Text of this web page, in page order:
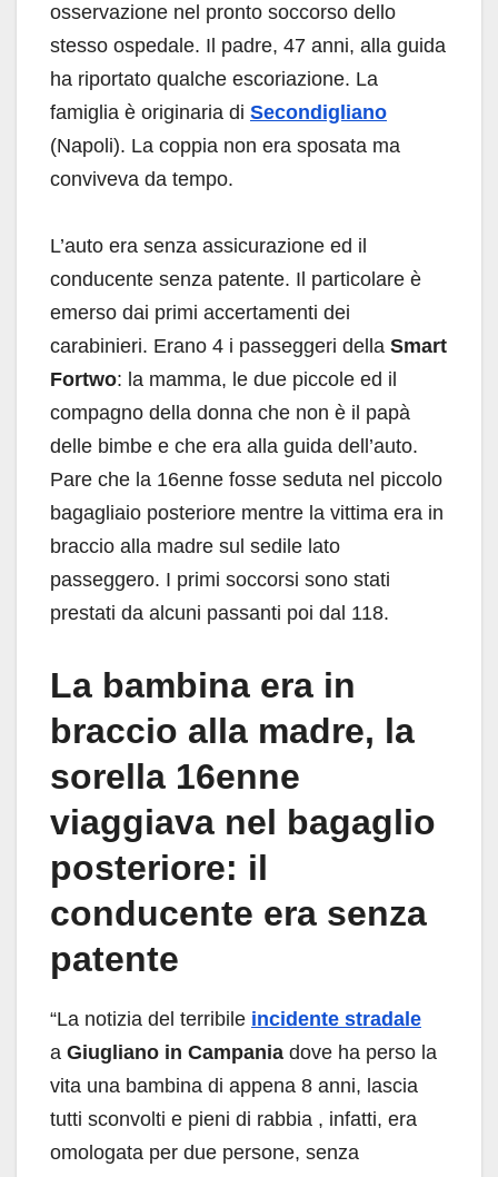
osservazione nel pronto soccorso dello
stesso ospedale. Il padre, 47 anni, alla guida
ha riportato qualche escoriazione. La
famiglia è originaria di Secondigliano
(Napoli). La coppia non era sposata ma
conviveva da tempo.
L’auto era senza assicurazione ed il
conducente senza patente. Il particolare è
emerso dai primi accertamenti dei
carabinieri. Erano 4 i passeggeri della Smart
Fortwo: la mamma, le due piccole ed il
compagno della donna che non è il papà
delle bimbe e che era alla guida dell’auto.
Pare che la 16enne fosse seduta nel piccolo
bagagliaio posteriore mentre la vittima era in
braccio alla madre sul sedile lato
passeggero. I primi soccorsi sono stati
prestati da alcuni passanti poi dal 118.
La bambina era in
braccio alla madre, la
sorella 16enne
viaggiava nel bagaglio
posteriore: il
conducente era senza
patente
“La notizia del terribile incidente stradale
a Giugliano in Campania dove ha perso la
vita una bambina di appena 8 anni, lascia
tutti sconvolti e pieni di rabbia , infatti, era
omologata per due persone, senza